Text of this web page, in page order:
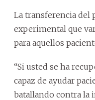
La transferencia del
experimental que
para aquellos
“Si usted se ha
capaz de ayudar
batallando contra la